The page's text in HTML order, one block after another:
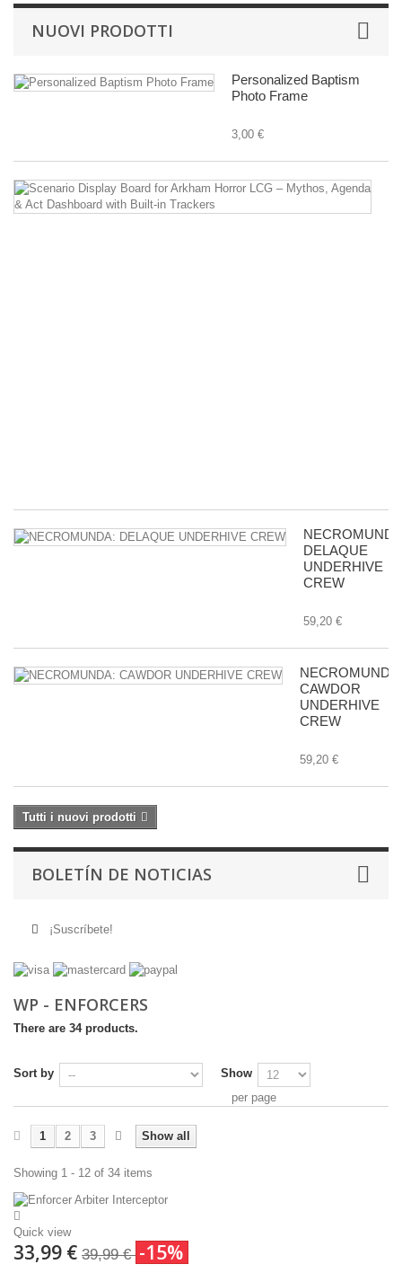
NUOVI PRODOTTI
Personalized Baptism
Photo Frame
3,00 €
DELAQUE
UNDERHIVE
CREW
59,20 €
NECROMUNDA:
CAWDOR
UNDERHIVE
CREW
59,20 €
Tutti i nuovi prodotti
BOLETÍN DE NOTICIAS
¡Suscríbete!
WP - ENFORCERS
There are 34 products.
Sort by
Show
per page
Show all
1 2 3
Showing 1 - 12 of 34 items
Quick view
33,99 € 39,99 € -15%